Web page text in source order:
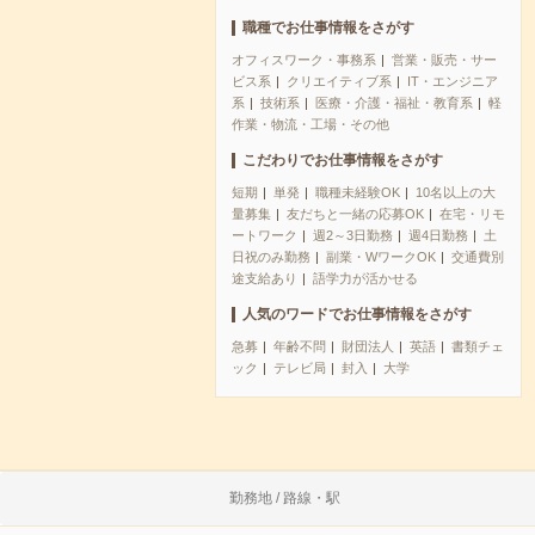
職種でお仕事情報をさがす
オフィスワーク・事務系
営業・販売・サー
ビス系
クリエイティブ系
IT・エンジニア
系
技術系 医療・介護・福祉・教育系
軽
作業・物流・工場・その他
こだわりでお仕事情報をさがす
短期 単発 職種未経験OK
10名以上の大
量募集
友だちと一緒の応募OK
在宅・リモ
ートワーク
週2～3日勤務 週4日勤務
土
日祝のみ勤務
副業・WワークOK
交通費別
途支給あり
語学力が活かせる
人気のワードでお仕事情報をさがす
急募 年齢不問 財団法人 英語
書類チェ
ック
テレビ局 封入 大学
勤務地 / 路線・駅